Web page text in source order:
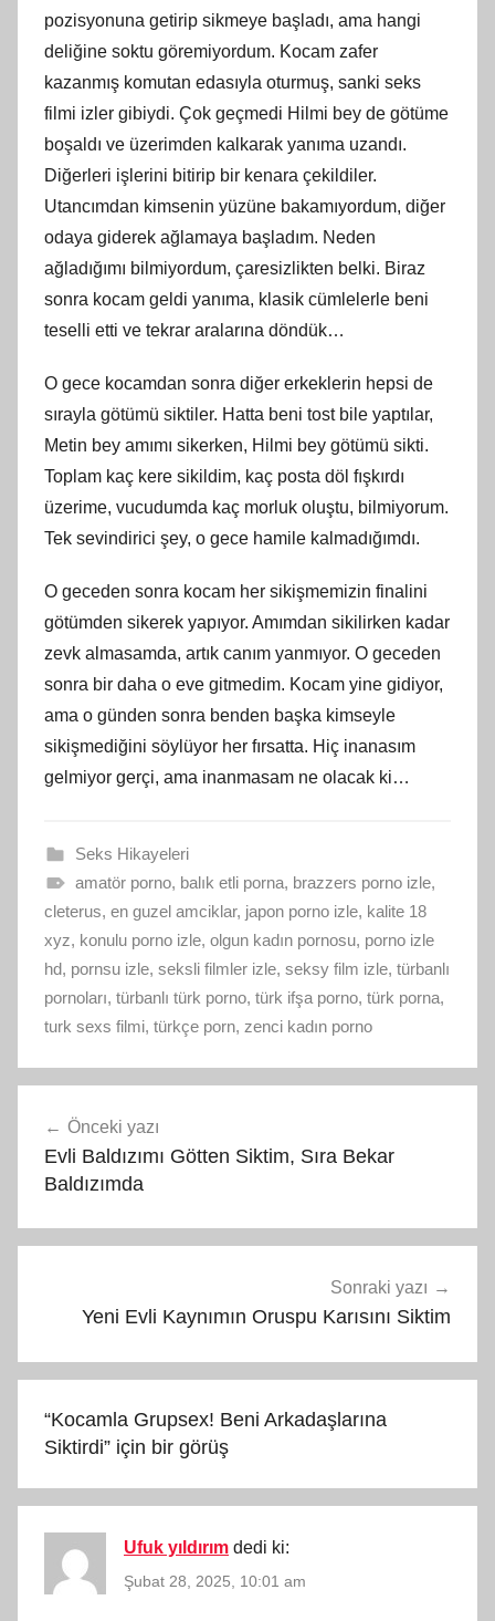
pozisyonuna getirip sikmeye başladı, ama hangi
deliğine soktu göremiyordum. Kocam zafer
kazanmış komutan edasıyla oturmuş, sanki seks
filmi izler gibiydi. Çok geçmedi Hilmi bey de götüme
boşaldı ve üzerimden kalkarak yanıma uzandı.
Diğerleri işlerini bitirip bir kenara çekildiler.
Utancımdan kimsenin yüzüne bakamıyordum, diğer
odaya giderek ağlamaya başladım. Neden
ağladığımı bilmiyordum, çaresizlikten belki. Biraz
sonra kocam geldi yanıma, klasik cümlelerle beni
teselli etti ve tekrar aralarına döndük…
O gece kocamdan sonra diğer erkeklerin hepsi de
sırayla götümü siktiler. Hatta beni tost bile yaptılar,
Metin bey amımı sikerken, Hilmi bey götümü sikti.
Toplam kaç kere sikildim, kaç posta döl fışkırdı
üzerime, vucudumda kaç morluk oluştu, bilmiyorum.
Tek sevindirici şey, o gece hamile kalmadığımdı.
O geceden sonra kocam her sikişmemizin finalini
götümden sikerek yapıyor. Amımdan sikilirken kadar
zevk almasamda, artık canım yanmıyor. O geceden
sonra bir daha o eve gitmedim. Kocam yine gidiyor,
ama o günden sonra benden başka kimseyle
sikişmediğini söylüyor her fırsatta. Hiç inanasım
gelmiyor gerçi, ama inanmasam ne olacak ki…
Seks Hikayeleri
amatör porno, balık etli porna, brazzers porno izle,
cleterus, en guzel amciklar, japon porno izle, kalite 18
xyz, konulu porno izle, olgun kadın pornosu, porno izle
hd, pornsu izle, seksli filmler izle, seksy film izle, türbanlı
pornoları, türbanlı türk porno, türk ifşa porno, türk porna,
turk sexs filmi, türkçe porn, zenci kadın porno
gezinmesi
Önceki yazı
Evli Baldızımı Götten Siktim, Sıra Bekar
Baldızımda
Sonraki yazı
Yeni Evli Kaynımın Oruspu Karısını Siktim
“Kocamla Grupsex! Beni Arkadaşlarına
Siktirdi” için bir görüş
Ufuk yıldırım dedi ki:
Şubat 28, 2025, 10:01 am